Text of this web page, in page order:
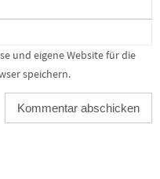
und eigene Website für die
speichern.